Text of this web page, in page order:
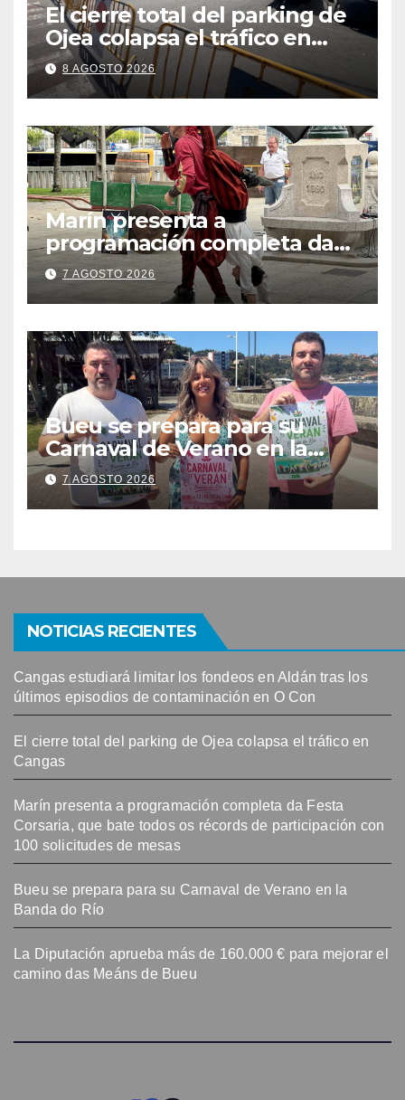
El cierre total del parking de
Ojea colapsa el tráfico en
Cangas
8 AGOSTO 2026
Marín presenta a
programación completa da
Festa Corsaria, que bate
todos os récords de
participación con 100
solicitudes de mesas
7 AGOSTO 2026
Bueu se prepara para su
Carnaval de Verano en la
Banda do Río
7 AGOSTO 2026
NOTICIAS RECIENTES
Cangas estudiará limitar los fondeos en Aldán tras los
últimos episodios de contaminación en O Con
El cierre total del parking de Ojea colapsa el tráfico en
Cangas
Marín presenta a programación completa da Festa
Corsaria, que bate todos os récords de participación con
100 solicitudes de mesas
Bueu se prepara para su Carnaval de Verano en la
Banda do Río
La Diputación aprueba más de 160.000 € para mejorar el
camino das Meáns de Bueu